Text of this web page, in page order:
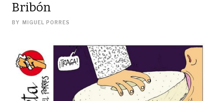
Bribón
BY MIGUEL PORRES